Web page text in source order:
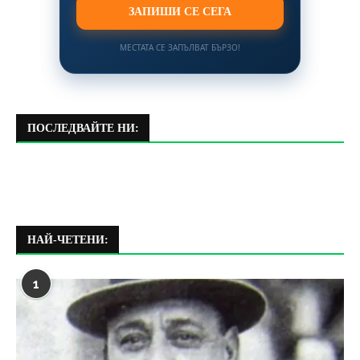
ЗАПИШИ СЕ СЕГА
МЕСТАТА СЕ ЗАПЪЛВАТ БЪРЗО!
ПОСЛЕДВАЙТЕ НИ:
НАЙ-ЧЕТЕНИ:
1